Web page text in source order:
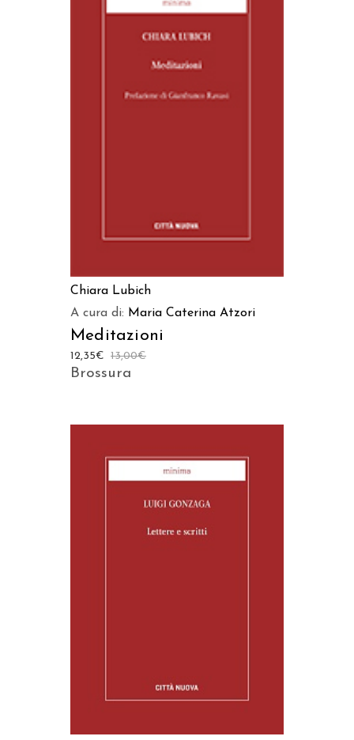
Chiara Lubich
A cura di: Maria Caterina Atzori
Meditazioni
13,00€
12,35€
Brossura